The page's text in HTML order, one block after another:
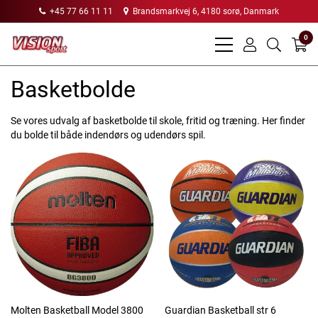
+45 77 66 11 11 Brandsmarkvej 6, 4180 sorø, Danmark
bars
user
search
0
Basketbolde
Se vores udvalg af basketbolde til skole, fritid og træning. Her finder
du bolde til både indendørs og udendørs spil.
Molten Basketball Model 3800 Guardian Basketball str 6